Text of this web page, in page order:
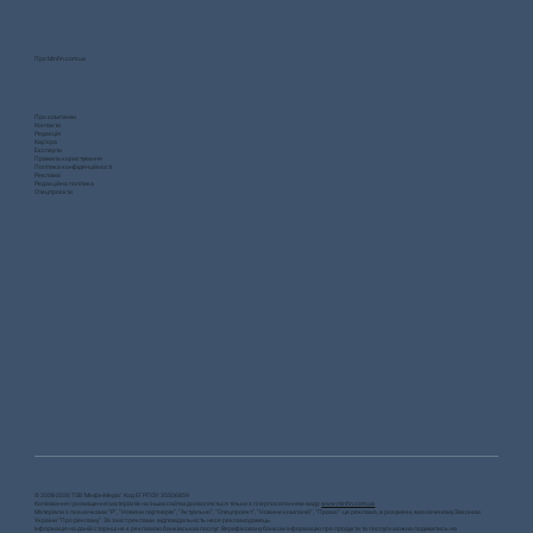
© 2008-2026 ТОВ "МiнфiнМедiа". Код ЕГРПОУ: 35506859
Копіювання і розміщення матеріалів на інших сайтах дозволяється тільки з гіперпосиланням виду:www.minfin.com.ua
Матеріали з позначками “Р”, “Новини партнерів”, “Актуально”, “Спецпроект”, “Новини компаній”, “Промо”- це реклама, в розумінні, визначеному Законом
України “Про рекламу”. За зміст реклами відповідальність несе рекламодавець.
Інформація на даній сторінці не є рекламою банківських послуг. Верифіковану банком інформацію про продукти та послуги можна подивитись на
Про Minfin.com.ua
Про компанію
Контакти
Редакція
Кар'єра
Експерти
Правила користування
Політика конфіденційності
Реклама
Редакційна політика
Спецпроєкти